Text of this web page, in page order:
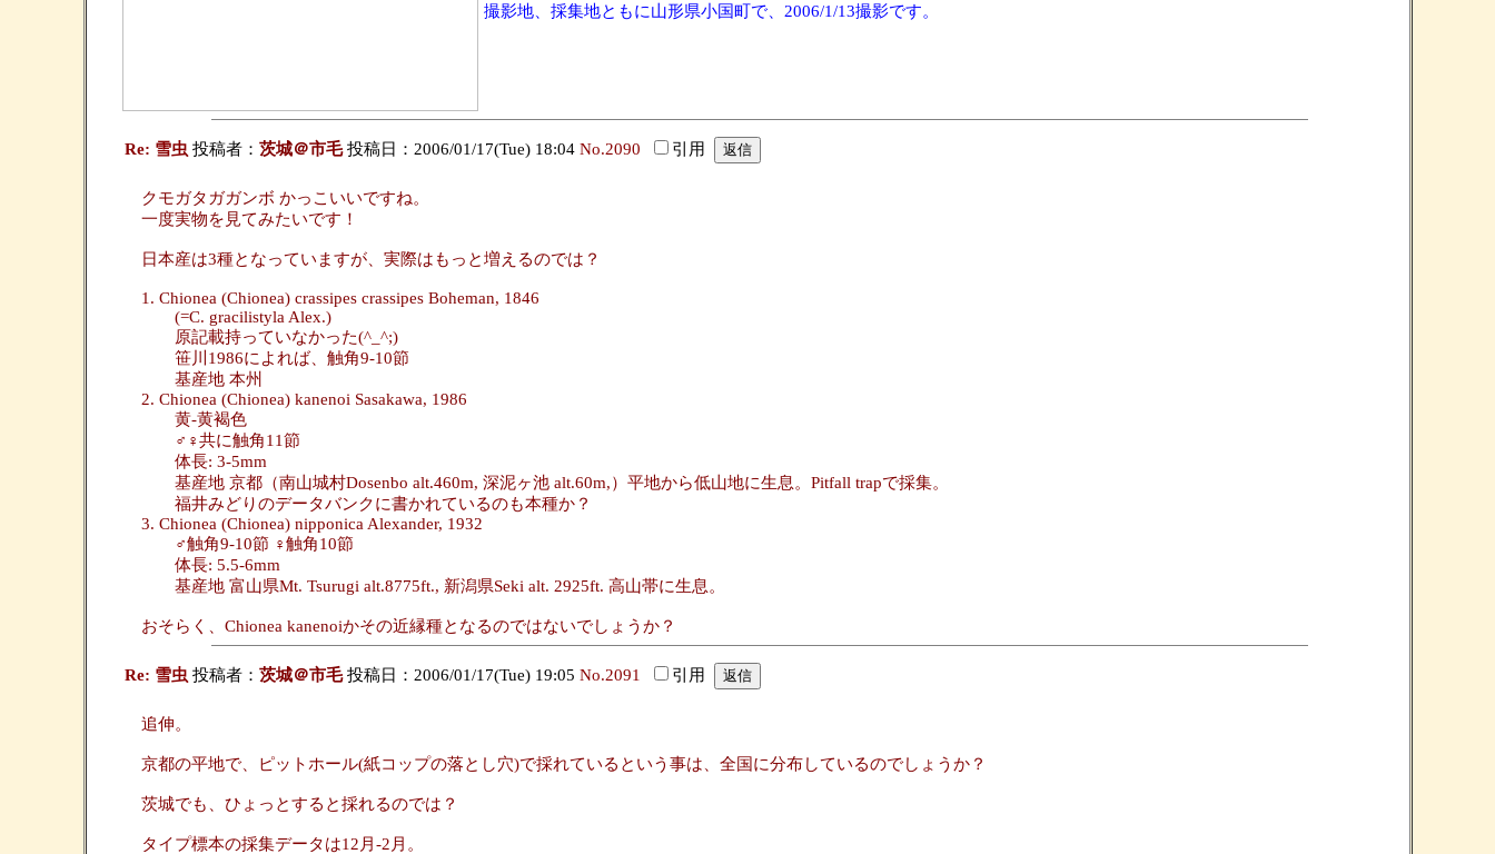
撮影地、採集地ともに山形県小国町で、2006/1/13撮影です。
Re: 雪虫 投稿者： 茨城＠市毛投稿日：2006/01/17(Tue) 18:04 No.2090 引用
クモガタガガンボ かっこいいですね。
一度実物を見てみたいです！
日本産は3種となっていますが、実際はもっと増えるのでは？
1. Chionea (Chionea) crassipes crassipes Boheman, 1846
(=C. gracilistyla Alex.)
原記載持っていなかった(^_^;)
笹川1986によれば、触角9-10節
基産地 本州
2. Chionea (Chionea) kanenoi Sasakawa, 1986
黄-黄褐色
♂♀共に触角11節
体長: 3-5mm
基産地 京都（南山城村Dosenbo alt.460m, 深泥ヶ池 alt.60m,）平地から低山地に生息。Pitfall trapで採集。
福井みどりのデータバンクに書かれているのも本種か？
3. Chionea (Chionea) nipponica Alexander, 1932
♂触角9-10節 ♀触角10節
体長: 5.5-6mm
基産地 富山県Mt. Tsurugi alt.8775ft., 新潟県Seki alt. 2925ft. 高山帯に生息。
おそらく、Chionea kanenoiかその近縁種となるのではないでしょうか？
Re: 雪虫 投稿者： 茨城＠市毛投稿日：2006/01/17(Tue) 19:05 No.2091 引用
追伸。
京都の平地で、ピットホール(紙コップの落とし穴)で採れているという事は、全国に分布しているのでしょうか？
茨城でも、ひょっとすると採れるのでは？
タイプ標本の採集データは12月-2月。